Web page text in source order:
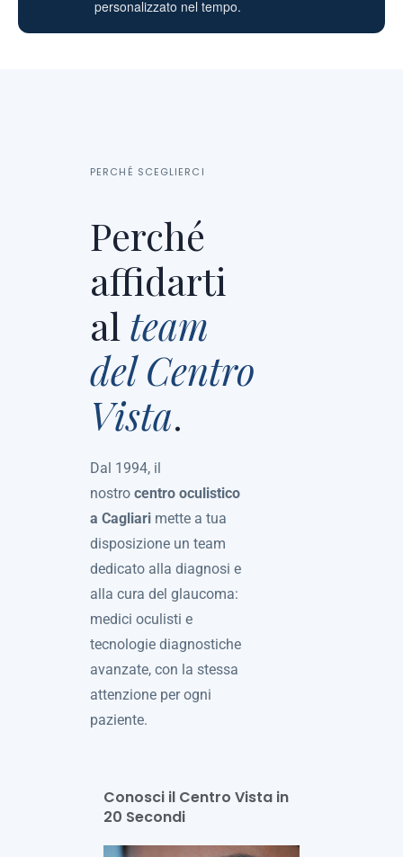
personalizzato nel tempo.
PERCHÉ SCEGLIERCI
Perché
affidarti
al team
del Centro
Vista.
Dal 1994, il
nostro centro oculistico
a Cagliari mette a tua
disposizione un team
dedicato alla diagnosi e
alla cura del glaucoma:
medici oculisti e
tecnologie diagnostiche
avanzate, con la stessa
attenzione per ogni
paziente.
Conosci il Centro Vista in
20 Secondi